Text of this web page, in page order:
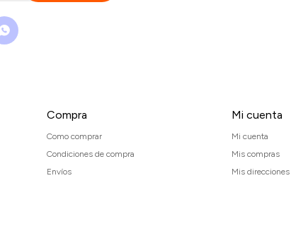
Compra
Como comprar
Condiciones de compra
Envíos
Mi cuenta
Mi cuenta
Mis compras
Mis direcciones